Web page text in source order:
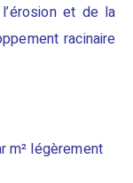
et de la
racinaire
m² légèrement